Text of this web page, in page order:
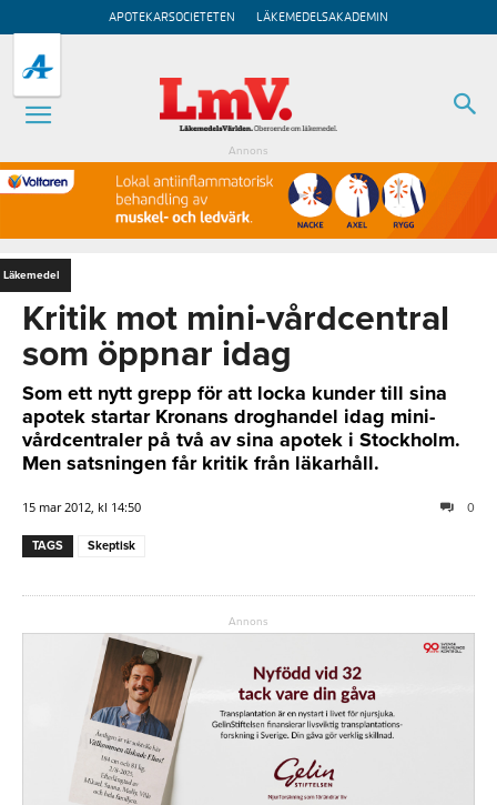
APOTEKARSOCIETETEN LÄKEMEDELSAKADEMIN
Annons
Läkemedel
Kritik mot mini-vårdcentral
som öppnar idag
Som ett nytt grepp för att locka kunder till sina
apotek startar Kronans droghandel idag mini-
vårdcentraler på två av sina apotek i Stockholm.
Men satsningen får kritik från läkarhåll.
15 mar 2012, kl 14:50 0
TAGS Skeptisk
Annons